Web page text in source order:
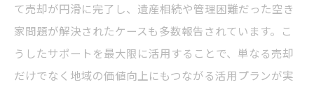
て売却が円滑に完了し、遺産相続や管理困難だった空き
家問題が解決されたケースも多数報告されています。こ
うしたサポートを最大限に活用することで、単なる売却
だけでなく地域の価値向上にもつながる活用プランが実